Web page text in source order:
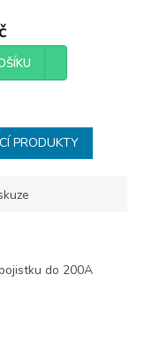
PRODUKTY
do 200A